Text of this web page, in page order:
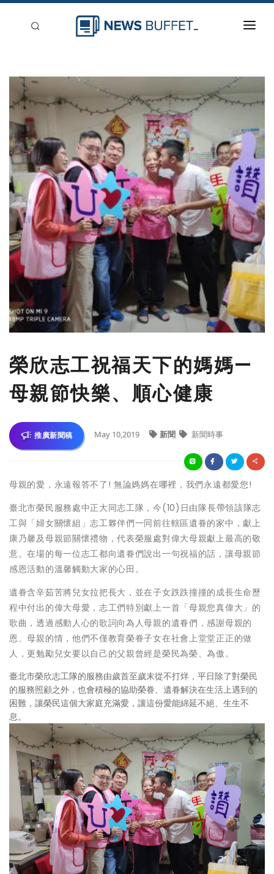
新聞稿分類
登入
榮欣志工祝福天下的媽媽—
母親節快樂、順心健康
推廣新聞稿 May 10,2019 新聞 新聞時事
母親的愛，永遠報答不了! 無論媽媽在哪裡，我們永遠都愛您!
臺北市榮民服務處中正大同志工隊，今(10)日由隊長帶領該隊志
工與「婦女關懷組」志工夥伴們一同前往轄區遺眷的家中，獻上
康乃馨及母親節關懷禮物，代表榮服處對偉大母親獻上最高的敬
意。在場的每一位志工都向遺眷們說出一句祝福的話，讓母親節
感恩活動的溫馨觸動大家的心田。
遺眷含辛茹苦將兒女拉把長大，並在子女跌跌撞撞的成長生命歷
程中付出的偉大母愛，志工們特別獻上一首「母親您真偉大」的
歌曲，透過感動人心的歌詞向為人母親的遺眷們，感謝母親的
恩、母親的情，他們不僅教育榮眷子女在社會上堂堂正正的做
人，更勉勵兒女要以自己的父親曾經是榮民為榮、為傲。
臺北市榮欣志工隊的服務由歲首至歲末從不打烊，平日除了對榮民
的服務照顧之外，也會積極的協助榮眷、遺眷解決在生活上遇到的
困難，讓榮民這個大家庭充滿愛，讓這份愛能綿延不絕、生生不
息。